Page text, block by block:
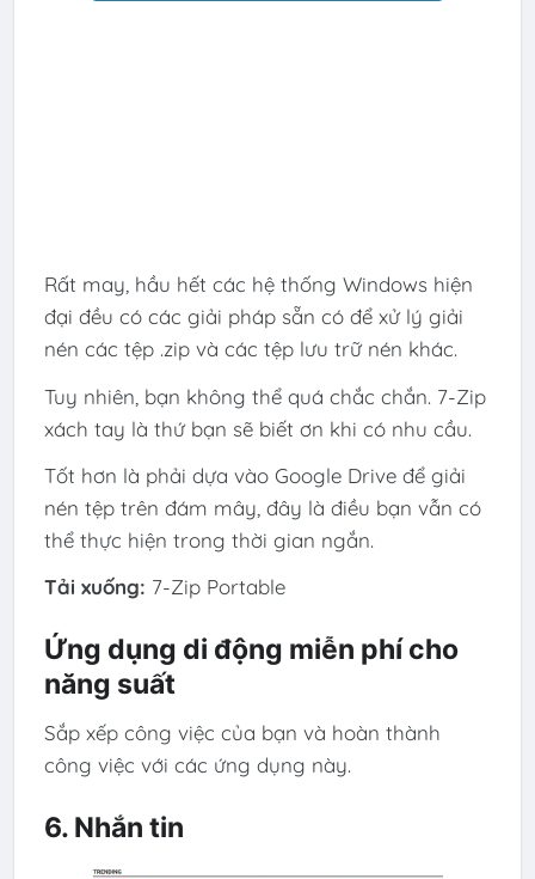
Rất may, hầu hết các hệ thống Windows hiện
đại đều có các giải pháp sẵn có để xử lý giải
nén các tệp .zip và các tệp lưu trữ nén khác.
Tuy nhiên, bạn không thể quá chắc chắn. 7-Zip
xách tay là thứ bạn sẽ biết ơn khi có nhu cầu.
Tốt hơn là phải dựa vào Google Drive để giải
nén tệp trên đám mây, đây là điều bạn vẫn có
thể thực hiện trong thời gian ngắn.
Tải xuống: 7-Zip Portable
Ứng dụng di động miễn phí cho
năng suất
Sắp xếp công việc của bạn và hoàn thành
công việc với các ứng dụng này.
6. Nhắn tin